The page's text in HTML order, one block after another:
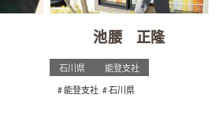
池腰 正隆
石川県 能登支社
能登支社 石川県